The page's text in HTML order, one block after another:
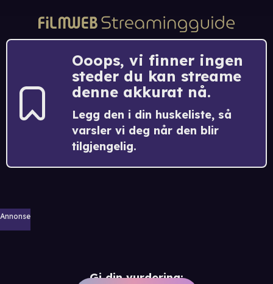
Ooops, vi finner ingen
steder du kan streame
denne akkurat nå.
Legg den i din huskeliste, så
varsler vi deg når den blir
tilgjengelig.
Annonse
Gi din vurdering: